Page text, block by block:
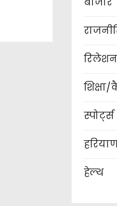
स्पोर्ट्स
हेल्थ